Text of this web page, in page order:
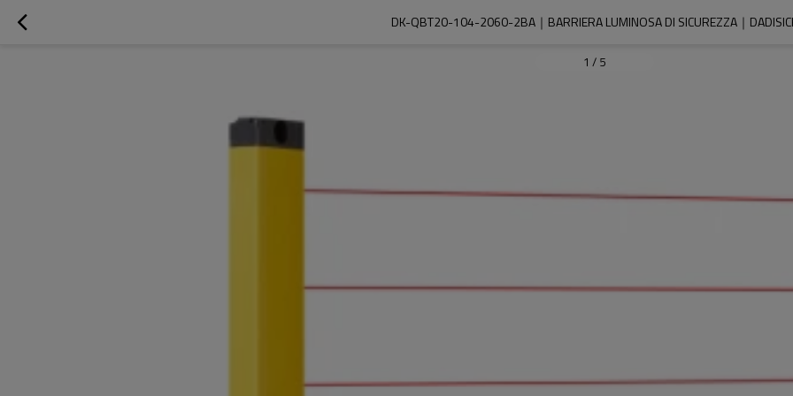
DK-QBT20-104-2060-2BA｜BARRIERA LUMINOSA DI SICUREZZA｜
1 / 5